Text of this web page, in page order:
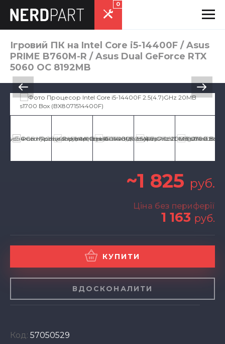
0
Ігровий ПК на Intel Core i5-14400F / Asus
PRIME B760M-R / Asus Dual GeForce RTX
5060 OC 8192MB
Код: 57050529
~1 825 руб.
Ціна без периферії
1 163 руб.
КУПИТИ
ВДОСКОНАЛИТИ